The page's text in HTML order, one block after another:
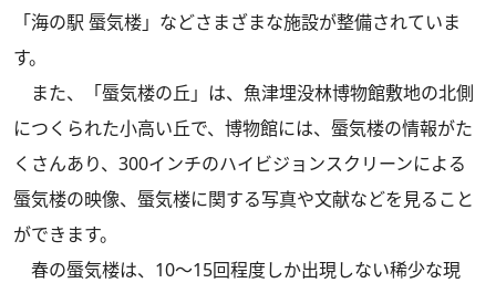
「海の駅 蜃気楼」などさまざまな施設が整備されていま
す。
また、「蜃気楼の丘」は、魚津埋没林博物館敷地の北側
につくられた小高い丘で、博物館には、蜃気楼の情報がた
くさんあり、300インチのハイビジョンスクリーンによる
蜃気楼の映像、蜃気楼に関する写真や文献などを見ること
ができます。
春の蜃気楼は、10～15回程度しか出現しない稀少な現